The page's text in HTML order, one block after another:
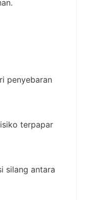
penyebaran
terpapar
silang antara